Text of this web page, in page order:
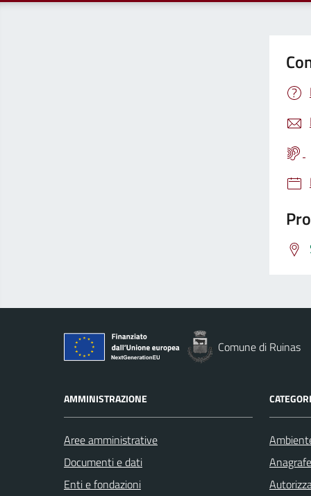
Comune di Ruinas
AMMINISTRAZIONE
Aree amministrative
Documenti e dati
Enti e fondazioni